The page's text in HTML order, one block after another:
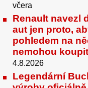
včera
Renault navezl
aut jen proto,
pohledem na
nemohou koupit
4.8.2026
Legendární